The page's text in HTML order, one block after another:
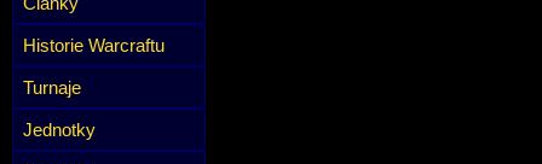
Historie Warcraftu
Turnaje
Jednotky